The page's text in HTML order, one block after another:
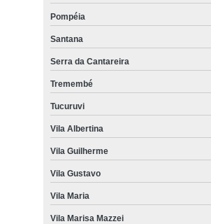
Pompéia
Santana
Serra da Cantareira
Tremembé
Tucuruvi
Vila Albertina
Vila Guilherme
Vila Gustavo
Vila Maria
Vila Marisa Mazzei